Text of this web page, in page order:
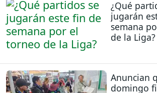
¿Qué
jugarán
semana
de la Liga?
Anuncian
domingo